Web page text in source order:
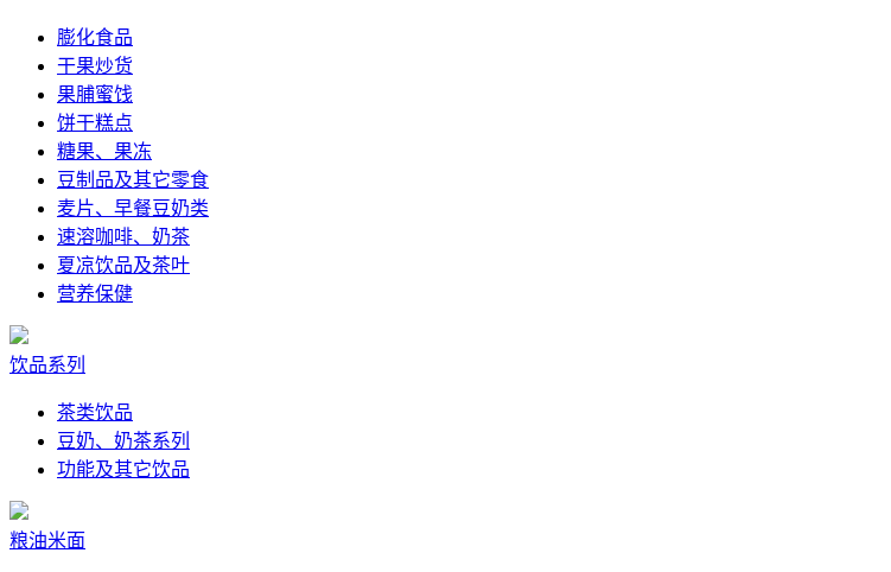
膨化食品
干果炒货
果脯蜜饯
饼干糕点
糖果、果冻
豆制品及其它零食
麦片、早餐豆奶类
速溶咖啡、奶茶
夏凉饮品及茶叶
营养保健
饮品系列
茶类饮品
豆奶、奶茶系列
功能及其它饮品
粮油米面